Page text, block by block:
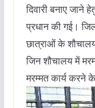
दिवारी बनाए जाने
प्रधान की गई।
छात्राओं के
जिन शौचालय में
मरम्मत कार्य करने के